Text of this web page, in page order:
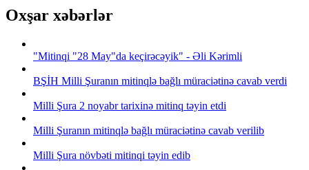
Oxşar xəbərlər
"Mitinqi "28 May"da keçirəcəyik" - Əli Kərimli
BŞİH Milli Şuranın mitinqlə bağlı müraciətinə cavab verdi
Milli Şura 2 noyabr tarixinə mitinq təyin etdi
Milli Şuranın mitinqlə bağlı müraciətinə cavab verilib
Milli Şura növbəti mitinqi təyin edib